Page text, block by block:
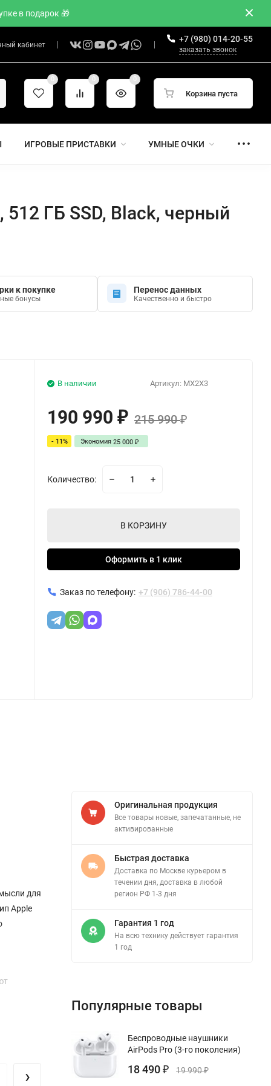
в подарок 🎁
кабинет
+7 (980) 014-20-55
заказать звонок
0 0 0
Корзина пуста
ИГРОВЫЕ ПРИСТАВКИ УМНЫЕ ОЧКИ
512 ГБ SSD, Black, черный
к покупке
бонусы
Перенос данных
Качественно и быстро
Артикул: MX2X3
В наличии
190 990₽ 215 990₽
- 11% Экономия25 000₽
Количество:
В КОРЗИНУ
Оформить в 1 клик
Заказ по телефону: +7 (906) 786-44-00
для
Apple
и
›
Оригинальная продукция
Все товары новые, запечатанные, не
активированные
Быстрая доставка
Доставка по Москве курьером в
течении дня, доставка в любой
регион РФ 1-3 дня
Гарантия 1 год
На всю технику действует гарантия
1 год
Популярные товары
Беспроводные наушники
AirPods Pro (3-го поколения)
18 490 ₽ 19 990₽